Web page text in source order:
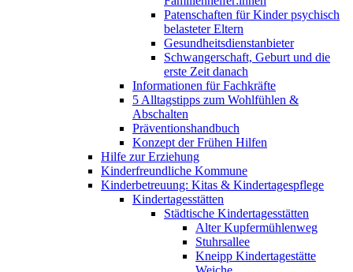
Patenschaften für Kinder psychisch
belasteter Eltern
Gesundheitsdienstanbieter
Schwangerschaft, Geburt und die
erste Zeit danach
Informationen für Fachkräfte
5 Alltagstipps zum Wohlfühlen &
Abschalten
Präventionshandbuch
Konzept der Frühen Hilfen
Hilfe zur Erziehung
Kinderfreundliche Kommune
Kinderbetreuung: Kitas & Kindertagespflege
Kindertagesstätten
Städtische Kindertagesstätten
Alter Kupfermühlenweg
Stuhrsallee
Kneipp Kindertagestätte